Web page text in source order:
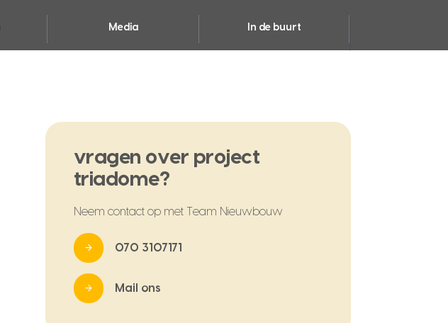
Media In de buurt
vragen over project
triadome?
Neem contact op met Team Nieuwbouw
070 3107171
Mail ons